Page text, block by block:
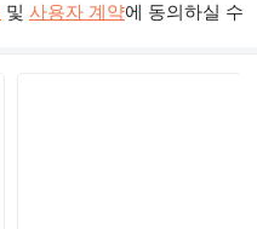
및 사용자 계약에 동의하실 수